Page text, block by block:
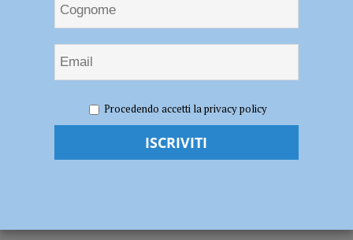
Canottieri Ongina: fa festa Caselle (3-0)
Volley, Serie B – Boa amara per la
Procedendo accetti la privacy policy